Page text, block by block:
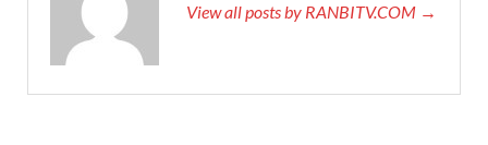
View all posts by RANBITV.COM →